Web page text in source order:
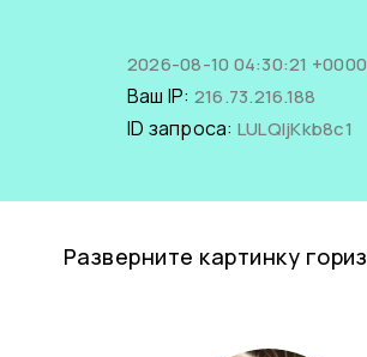
2026-08-10 04:30:21 +0000
Ваш IP: 216.73.216.188
ID запроса: LULQljKkb8c1
Разверните картинку